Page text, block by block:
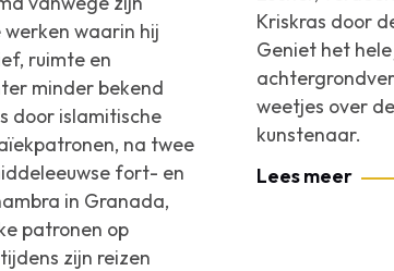
waarin hij
ruimte en
minder bekend
door islamitische
na twee
fort- en
in Granada,
patronen op
zijn reizen
Kriskras door
Geniet het
weetjes over
kunstenaar.
Lees meer